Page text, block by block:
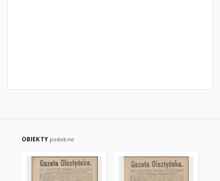
OBIEKTY podobne